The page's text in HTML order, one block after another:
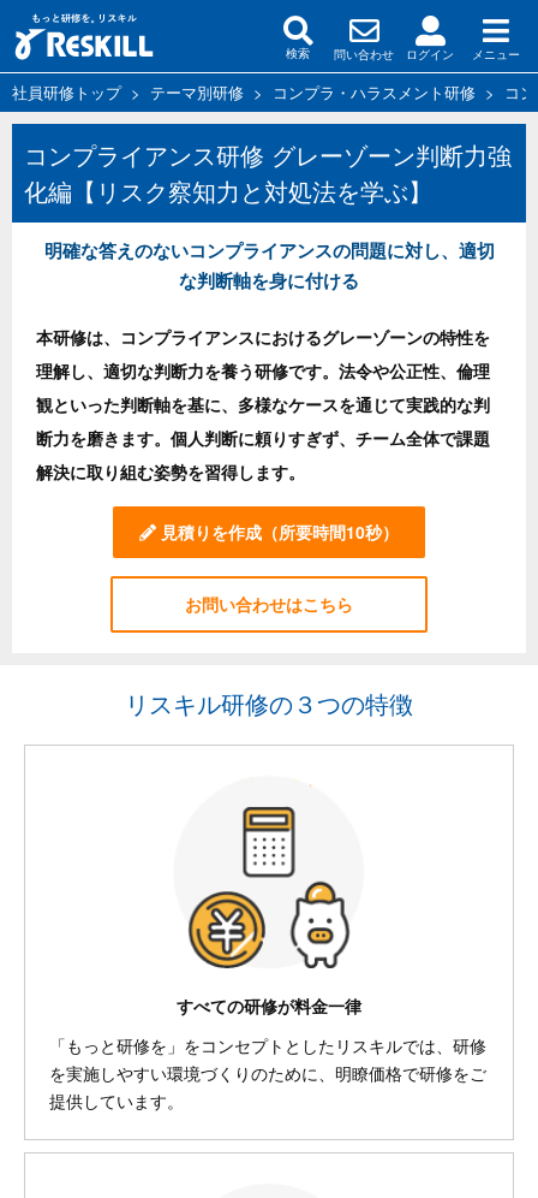
検索 問い合わせ ログイン メニュー
社員研修トップ> テーマ別研修 > コンプラ・ハラスメント研修 > コ
コンプライアンス研修 グレーゾーン判断力強
化編【リスク察知力と対処法を学ぶ】
明確な答えのないコンプライアンスの問題に対し、適切
な判断軸を身に付ける
本研修は、コンプライアンスにおけるグレーゾーンの特性を
理解し、適切な判断力を養う研修です。法令や公正性、倫理
観といった判断軸を基に、多様なケースを通じて実践的な判
断力を磨きます。個人判断に頼りすぎず、チーム全体で課題
解決に取り組む姿勢を習得します。
見積りを作成 （所要時間10秒）
お問い合わせはこちら
リスキル研修の３つの特徴
すべての研修が料金一律
「もっと研修を」をコンセプトとしたリスキルでは、研修
を実施しやすい環境づくりのために、明瞭価格で研修をご
提供しています。